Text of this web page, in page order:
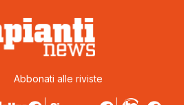
Abbonati alle riviste